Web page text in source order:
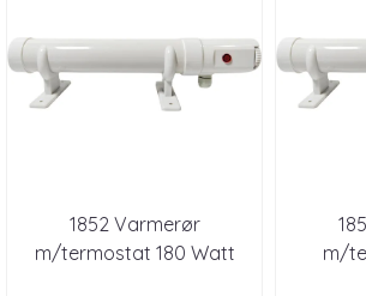
1852 Varmerør
m/termostat 180 Watt
m/